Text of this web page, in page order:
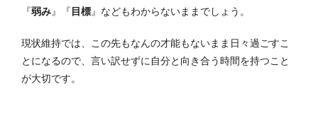
『弱み』『 目標』などもわからないままでしょう。
現状維持では、この先もなんの才能もないまま日々過ごすこ
とになるので、言い訳せずに自分と向き合う時間を持つこと
が大切です。